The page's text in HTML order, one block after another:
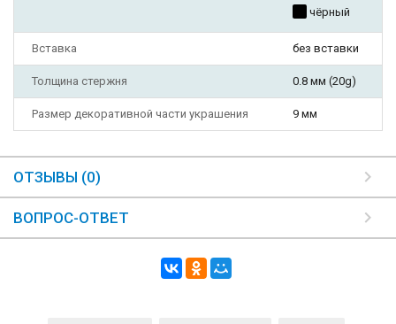
чёрный
Вставка без вставки
Толщина стержня 0.8 мм (20g)
Размер декоративной части украшения 9 мм
ОТЗЫВЫ (0)
ВОПРОС-ОТВЕТ